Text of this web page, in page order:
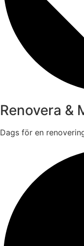
Renovera &
Dags för en